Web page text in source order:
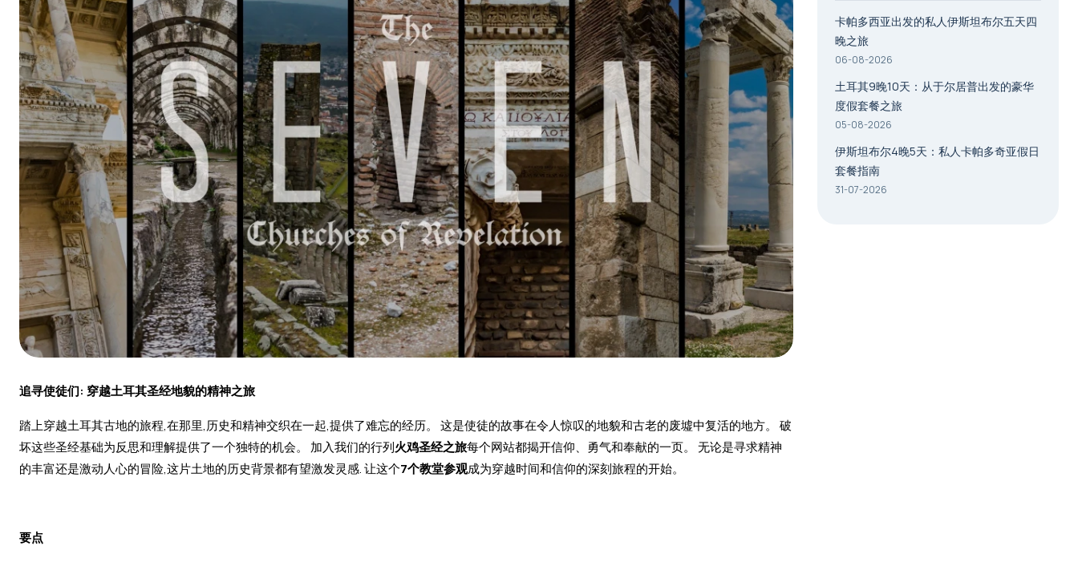
追寻使徒们: 穿越土耳其圣经地貌的精神之旅
踏上穿越土耳其古地的旅程,在那里,历史和精神交织在一起,提供了难忘的经历。 这是使徒的故事在令人惊叹的地貌和古老的废墟中复活的地方。 破
坏这些圣经基础为反思和理解提供了一个独特的机会。 加入我们的行列火鸡圣经之旅每个网站都揭开信仰、勇气和奉献的一页。 无论是寻求精神
的丰富还是激动人心的冒险,这片土地的历史背景都有望激发灵感. 让这个7个教堂参观成为穿越时间和信仰的深刻旅程的开始。
要点
卡帕多西亚出发的私人伊斯坦布尔五天四
晚之旅
06-08-2026
土耳其9晚10天：从于尔居普出发的豪华
度假套餐之旅
05-08-2026
伊斯坦布尔4晚5天：私人卡帕多奇亚假日
套餐指南
31-07-2026